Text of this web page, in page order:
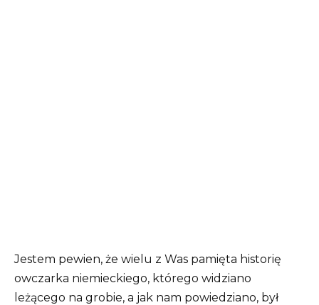
Jestem pewien, że wielu z Was pamięta historię
owczarka niemieckiego, którego widziano
leżącego na grobie, a jak nam powiedziano, był